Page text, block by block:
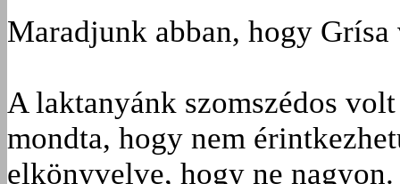
Maradjunk abban, hogy
A laktanyánk szomszédos
mondta, hogy nem
elkönyvelve, hogy ne